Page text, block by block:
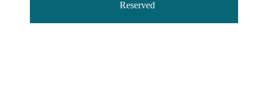
Reserved